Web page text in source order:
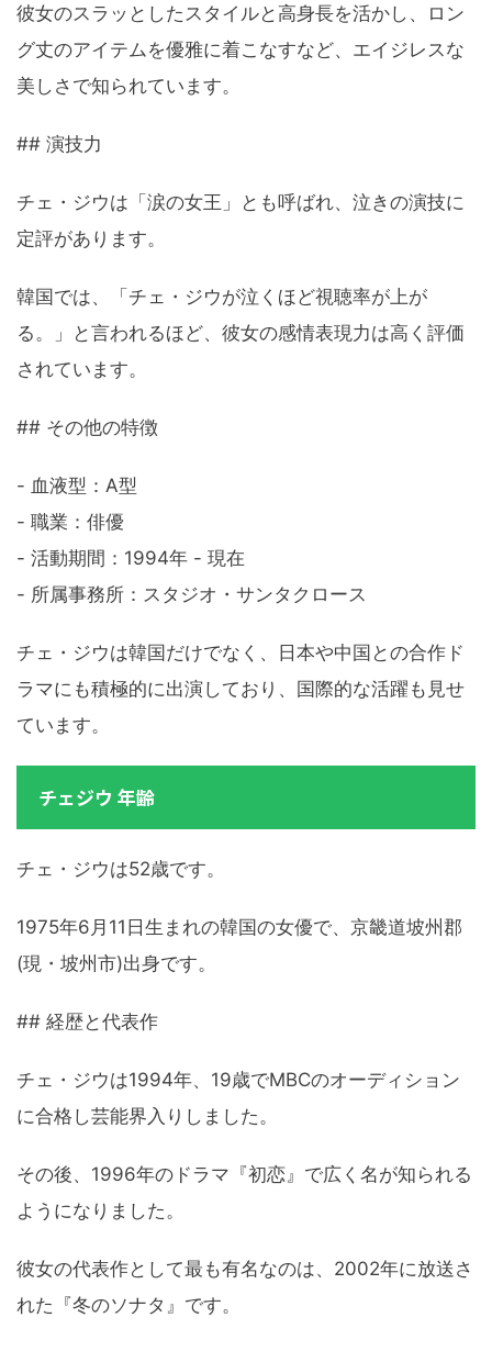
彼女のスラッとしたスタイルと高身長を活かし、ロン
グ丈のアイテムを優雅に着こなすなど、エイジレスな
美しさで知られています。
## 演技力
チェ・ジウは「涙の女王」とも呼ばれ、泣きの演技に
定評があります。
韓国では、「チェ・ジウが泣くほど視聴率が上が
る。」と言われるほど、彼女の感情表現力は高く評価
されています。
## その他の特徴
- 血液型：A型
- 職業：俳優
- 活動期間：1994年 - 現在
- 所属事務所：スタジオ・サンタクロース
チェ・ジウは韓国だけでなく、日本や中国との合作ド
ラマにも積極的に出演しており、国際的な活躍も見せ
ています。
チェジウ 年齢
チェ・ジウは52歳です。
1975年6月11日生まれの韓国の女優で、京畿道坡州郡
(現・坡州市)出身です。
## 経歴と代表作
チェ・ジウは1994年、19歳でMBCのオーディション
に合格し芸能界入りしました。
その後、1996年のドラマ『初恋』で広く名が知られる
ようになりました。
彼女の代表作として最も有名なのは、2002年に放送さ
れた『冬のソナタ』です。